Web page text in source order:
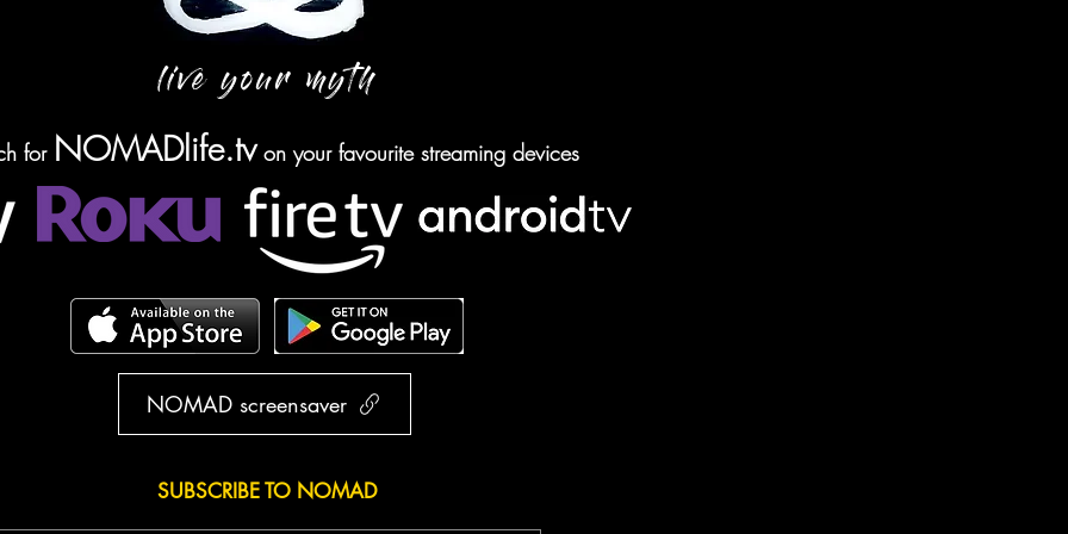
live your myth
for NOMADlife.tvon your favourite streaming devices
NOMAD screensaver
SUBSCRIBE TO NOMAD